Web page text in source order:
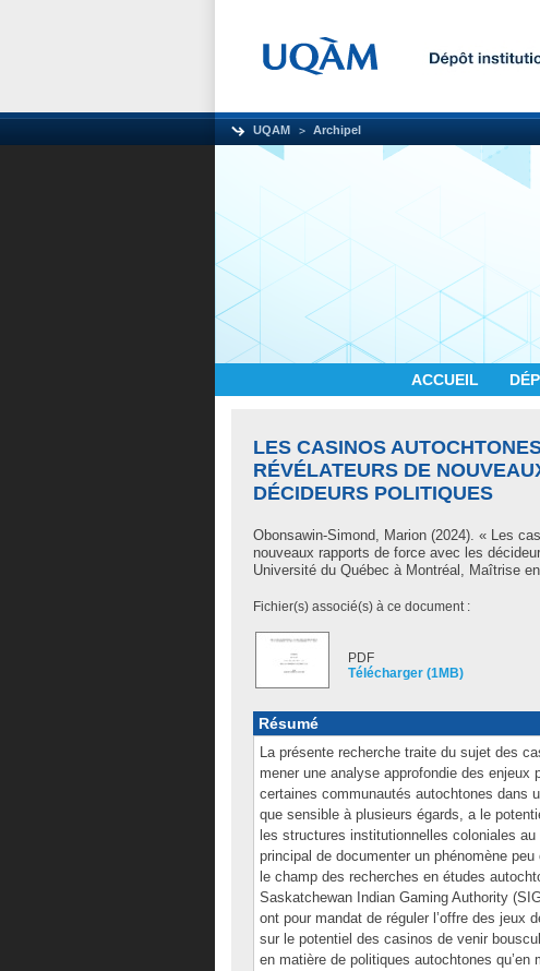
UQAM Archipel
ACCUEIL
LES CASINOS
RÉVÉLATEURS DE
DÉCIDEURS POLITIQUES
Obonsawin-Simond, Marion (2024). « Les
nouveaux rapports de force avec les
Université du Québec à Montréal, Maîtrise
Fichier(s) associé(s) à ce document :
PDF
Télécharger (1MB)
Résumé
La présente recherche traite du sujet des
mener une analyse approfondie des enjeux
certaines communautés autochtones dans
que sensible à plusieurs égards, a le
les structures institutionnelles coloniales
principal de documenter un phénomène
le champ des recherches en études
Saskatchewan Indian Gaming Authority
ont pour mandat de réguler l’offre des jeux
sur le potentiel des casinos de venir
en matière de politiques autochtones qu’en